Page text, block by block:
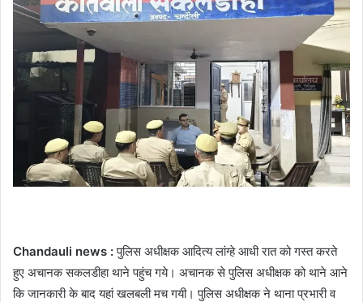
Chandauli news :पुलिस अधीक्षक आदित्य लांग्हे आधी रात को गस्त करते
हुए अचानक सकलडीहा थाने पहुंच गये। अचानक से पुलिस अधीक्षक को थाने आने
कि जानकारी के बाद यहां खलबली मच गयी। पुलिस अधीक्षक ने थाना प्रभारी व